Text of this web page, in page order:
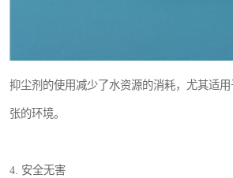
抑尘剂的使用减少了水资源的消耗，尤其适
张的环境。
4. 安全无害